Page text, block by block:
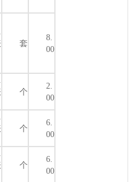
套
8.
00
个
2.
00
个
6.
00
个
6.
00